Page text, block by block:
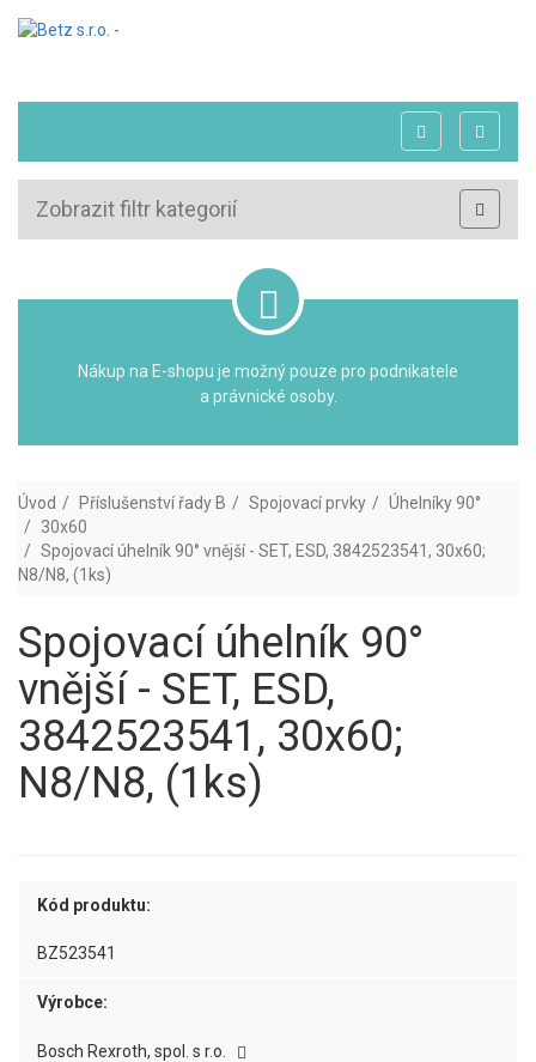
Zobrazit filtr kategorií
Nákup na E-shopu je možný pouze pro podnikatele
a právnické osoby.
Úvod Příslušenství řady B Spojovací prvky
Úhelníky 90°
30x60
Spojovací úhelník 90° vnější - SET, ESD, 3842523541, 30x60;
N8/N8, (1ks)
Spojovací úhelník 90°
vnější - SET, ESD,
3842523541, 30x60;
N8/N8, (1ks)
Kód produktu:
BZ523541
Výrobce:
Bosch Rexroth, spol. s r.o.